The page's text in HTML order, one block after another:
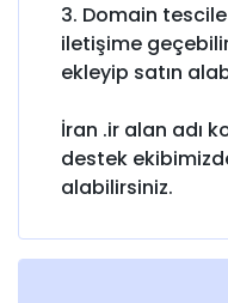
3. Domain
iletişime
ekleyip satın
İran .ir alan adı
destek
alabilirsiniz.